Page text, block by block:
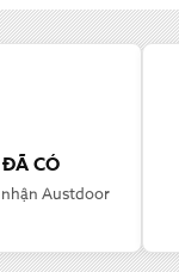
CÓ
nhận Austdoor